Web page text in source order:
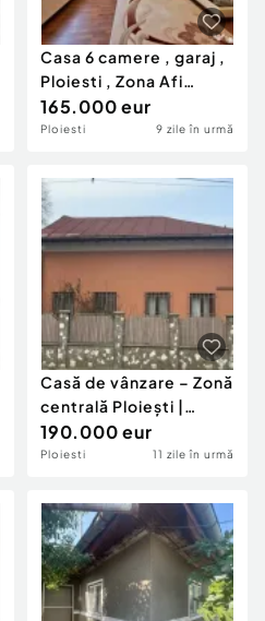
Casa 6 camere , garaj ,
Ploiesti , Zona Afi
Palace
165.000 eur
Ploiesti 9 zile în urmă
Casă de vânzare – Zonă
centrală Ploiești |
Potențial
190.000 eur
Ploiesti 11 zile în urmă